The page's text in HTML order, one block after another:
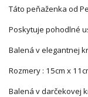
Táto peňaženka od
Poskytuje pohodlné
Balená v elegantnej
Rozmery : 15cm x
Balená v darčekovej